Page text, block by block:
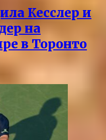
Кесслер и
на
в Торонто